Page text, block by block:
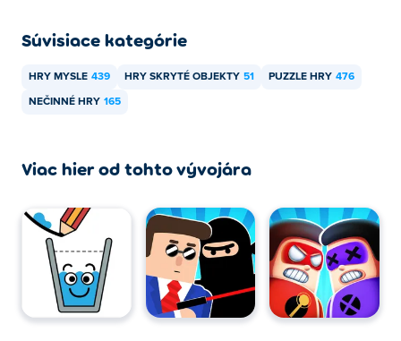
Súvisiace kategórie
HRY MYSLE 439 HRY SKRYTÉ OBJEKTY 51 PUZZLE HRY 476
NEČINNÉ HRY 165
Viac hier od tohto vývojára